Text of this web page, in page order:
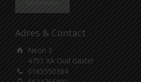
Adres & Contact
Neon 3
4751 XA Oud Gastel
0165550384